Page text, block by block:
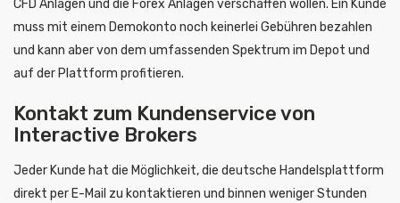
CFD Anlagen und die Forex Anlagen verschaffen wollen. Ein Kunde
muss mit einem Demokonto noch keinerlei Gebühren bezahlen
und kann aber von dem umfassenden Spektrum im Depot und
auf der Plattform profitieren.
Kontakt zum Kundenservice von
Interactive Brokers
Jeder Kunde hat die Möglichkeit, die deutsche Handelsplattform
direkt per E-Mail zu kontaktieren und binnen weniger Stunden